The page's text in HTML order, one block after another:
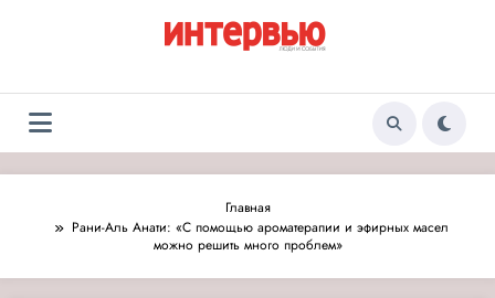
Журнал «Интервью:
Люди и события»
Люди и события
Главная
Рани-Аль Анати: «С помощью ароматерапии и эфирных масел
можно решить много проблем»